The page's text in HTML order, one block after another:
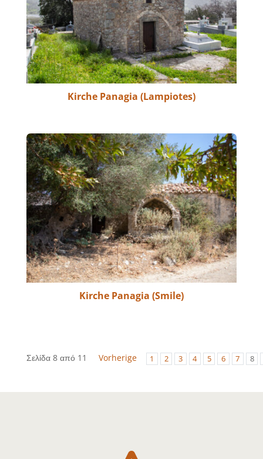
Kirche Panagia (Lampiotes)
Kirche Panagia (Smile)
Σελίδα 8 από 11 Vorherige 1 2 3 4 5 6 7 8